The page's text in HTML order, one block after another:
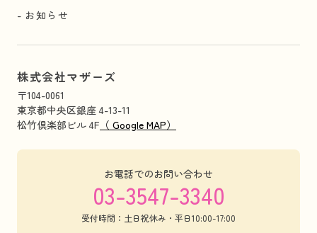
お知らせ
株式会社マザーズ
〒104-0061
東京都中央区銀座 4-13-11
松竹倶楽部ビル 4F （ Google MAP）
お電話でのお問い合わせ
03-3547-3340
受付時間：土日祝休み・平日10:00-17:00